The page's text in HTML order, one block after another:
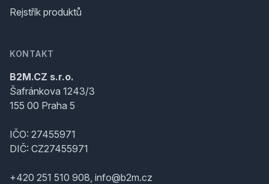
Rejstřík produktů
KONTAKT
B2M.CZ s.r.o.
Šafránkova 1243/3
155 00 Praha 5
IČO: 27455971
DIČ: CZ27455971
+420 251 510 908, info@b2m.cz